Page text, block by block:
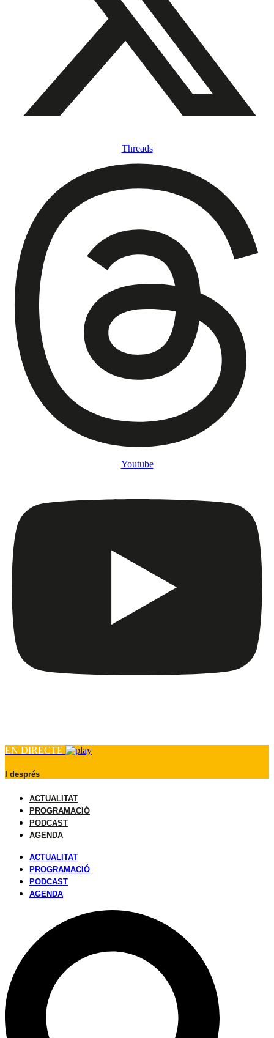
Threads
Youtube
EN DIRECTE
I després
ACTUALITAT
PROGRAMACIÓ
PODCAST
AGENDA
ACTUALITAT
PROGRAMACIÓ
PODCAST
AGENDA